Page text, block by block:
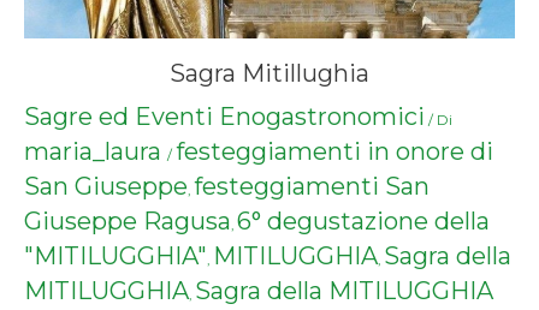
Sagra Mitillughia
Sagre ed Eventi Enogastronomici / Di
maria_laura / festeggiamenti in onore di
San Giuseppe, festeggiamenti San
Giuseppe Ragusa, 6° degustazione della
"MITILUGGHIA", MITILUGGHIA, Sagra della
MITILUGGHIA, Sagra della MITILUGGHIA